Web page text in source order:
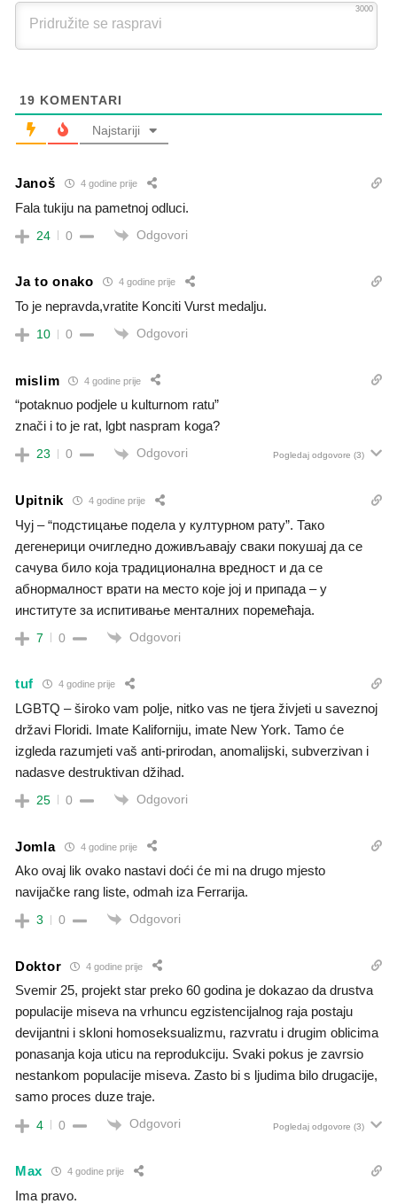
3000
19 KOMENTARI
Najstariji
Janoš 4 godine prije
Fala tukiju na pametnoj odluci.
24 0 Odgovori
Ja to onako 4 godine prije
To je nepravda,vratite Konciti Vurst medalju.
10 0 Odgovori
mislim 4 godine prije
“potaknuo podjele u kulturnom ratu”
znači i to je rat, lgbt naspram koga?
23 0 Odgovori Pogledaj odgovore (3)
Upitnik 4 godine prije
Чуј – “подстицање подела у културном рату”. Тако
дегенерици очигледно доживљавају сваки покушај да се
сачува било која традиционална вредност и да се
абнормалност врати на место које јој и припада – у
институте за испитивање менталних поремећаја.
7 0 Odgovori
tuf 4 godine prije
LGBTQ – široko vam polje, nitko vas ne tjera živjeti u saveznoj
državi Floridi. Imate Kaliforniju, imate New York. Tamo će
izgleda razumjeti vaš anti-prirodan, anomalijski, subverzivan i
nadasve destruktivan džihad.
25 0 Odgovori
Jomla 4 godine prije
Ako ovaj lik ovako nastavi doći će mi na drugo mjesto
navijačke rang liste, odmah iza Ferrarija.
3 0 Odgovori
Doktor 4 godine prije
Svemir 25, projekt star preko 60 godina je dokazao da drustva
populacije miseva na vrhuncu egzistencijalnog raja postaju
devijantni i skloni homoseksualizmu, razvratu i drugim oblicima
ponasanja koja uticu na reprodukciju. Svaki pokus je zavrsio
nestankom populacije miseva. Zasto bi s ljudima bilo drugacije,
samo proces duze traje.
4 0 Odgovori Pogledaj odgovore (3)
Max 4 godine prije
Ima pravo.